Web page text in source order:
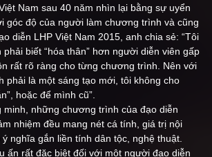
Nam sau 40 năm nhìn lại bằng sự uyển
góc độ của người làm chương trình và cũng
diễn LHP Việt Nam 2015, anh chia sẻ: “Tôi
biết “hóa thân” hơn người diễn viên gấp
rất rõ ràng cho từng chương trình. Nên với
phải là một sáng tạo mới, tôi không cho
hoặc để mình cũ”.
minh, những chương trình của đạo diễn
nhiệm đều mang nét cá tính, giá trị nội
nghĩa gắn liền tính dân tộc, nghệ thuật.
ấn rất đặc biệt đối với một người đạo diễn